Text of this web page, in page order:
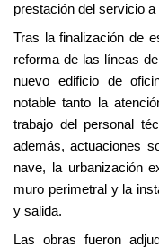
prestación del servicio
Tras la finalización de
reforma de las líneas
nuevo edificio de
notable tanto la
trabajo del personal
además, actuaciones
nave, la urbanización
muro perimetral y la
y salida.
Las obras fueron